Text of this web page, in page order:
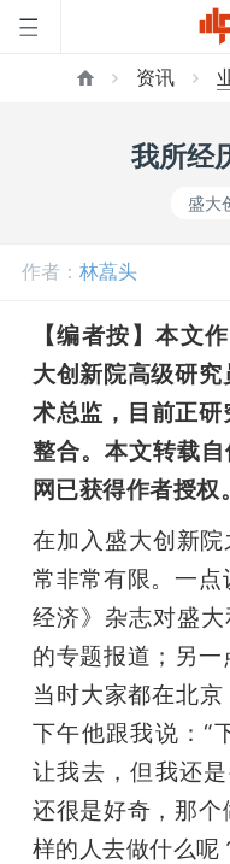
峰
网
开
课
活
动
资讯
我所经
盛大
作者： 林藠头
【编者按】本文
大创新院高级研
术总监，目前正
整合。本文转载
网已获得作者授权。
在加入盛大创新
常非常有限。一
经济》杂志对盛
的专题报道；另一
当时大家都在北
下午他跟我说：“
让我去，但我还
还很是好奇，那
样的人去做什么呢